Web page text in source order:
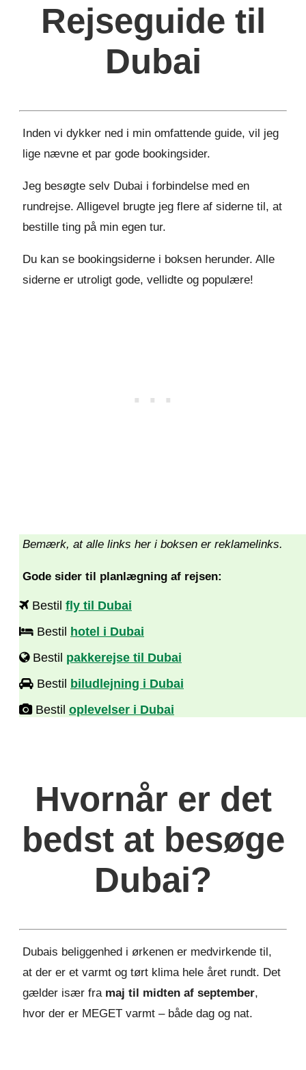
Rejseguide til
Dubai
Inden vi dykker ned i min omfattende guide, vil jeg
lige nævne et par gode bookingsider.
Jeg besøgte selv Dubai i forbindelse med en
rundrejse. Alligevel brugte jeg flere af siderne til, at
bestille ting på min egen tur.
Du kan se bookingsiderne i boksen herunder. Alle
siderne er utroligt gode, vellidte og populære!
Bemærk, at alle links her i boksen er reklamelinks.
Gode sider til planlægning af rejsen:
Bestil fly til Dubai
Bestil
hotel i Dubai
Bestil pakkerejse til Dubai
Bestil
biludlejning i Dubai
Bestil oplevelser i Dubai
Hvornår er det
bedst at besøge
Dubai?
Dubais beliggenhed i ørkenen er medvirkende til,
at der er et varmt og tørt klima hele året rundt. Det
gælder især fra maj til midten af september,
hvor der er MEGET varmt – både dag og nat.